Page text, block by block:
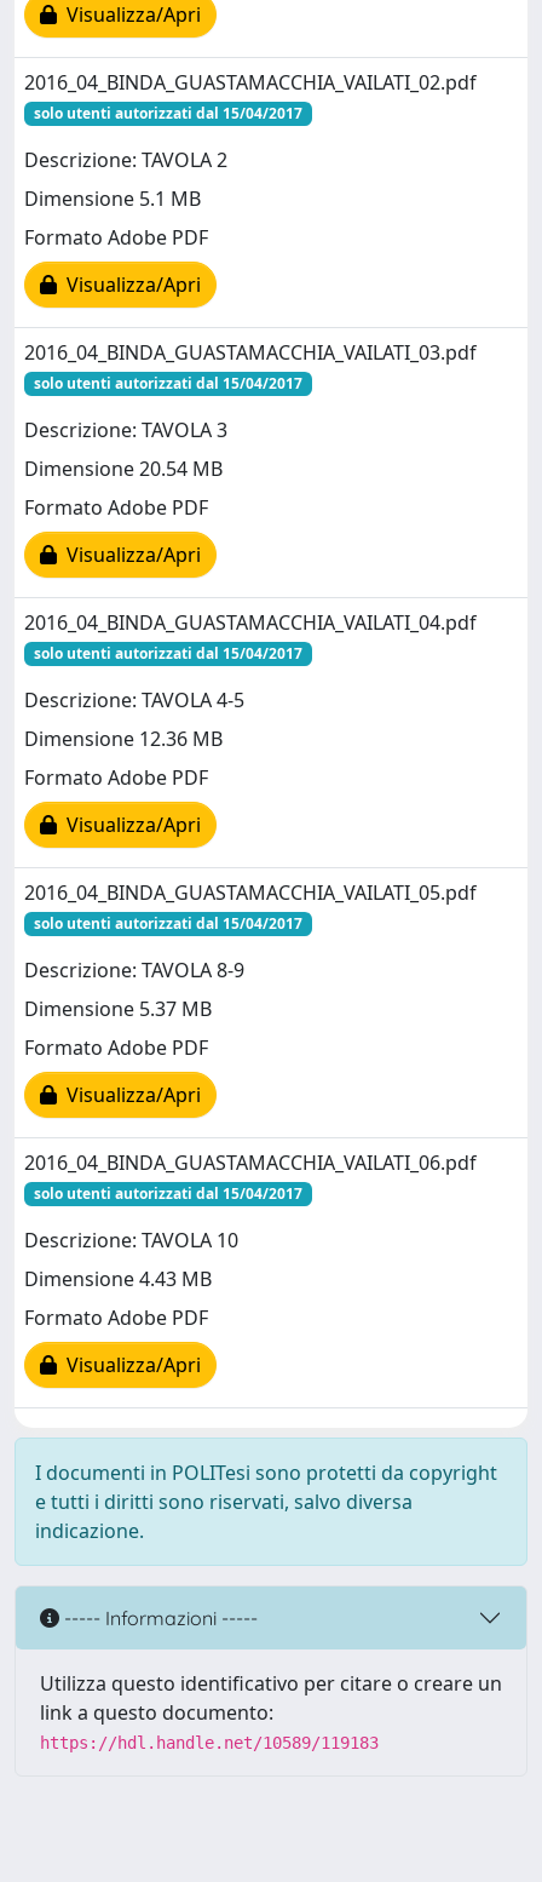
Visualizza/Apri
2016_04_BINDA_GUASTAMACCHIA_VAILATI_02.pdf
solo utenti autorizzati dal 15/04/2017
Descrizione: TAVOLA 2
Dimensione 5.1 MB
Formato Adobe PDF
Visualizza/Apri
2016_04_BINDA_GUASTAMACCHIA_VAILATI_03.pdf
solo utenti autorizzati dal 15/04/2017
Descrizione: TAVOLA 3
Dimensione 20.54 MB
Formato Adobe PDF
Visualizza/Apri
2016_04_BINDA_GUASTAMACCHIA_VAILATI_04.pdf
solo utenti autorizzati dal 15/04/2017
Descrizione: TAVOLA 4-5
Dimensione 12.36 MB
Formato Adobe PDF
Visualizza/Apri
2016_04_BINDA_GUASTAMACCHIA_VAILATI_05.pdf
solo utenti autorizzati dal 15/04/2017
Descrizione: TAVOLA 8-9
Dimensione 5.37 MB
Formato Adobe PDF
Visualizza/Apri
2016_04_BINDA_GUASTAMACCHIA_VAILATI_06.pdf
solo utenti autorizzati dal 15/04/2017
Descrizione: TAVOLA 10
Dimensione 4.43 MB
Formato Adobe PDF
Visualizza/Apri
I documenti in POLITesi sono protetti da copyright
e tutti i diritti sono riservati, salvo diversa
indicazione.
----- Informazioni -----
Utilizza questo identificativo per citare o creare un
link a questo documento:
https://hdl.handle.net/10589/119183